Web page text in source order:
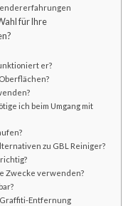
für Ihre
er?
ich beim Umgang mit
zu GBL Reiniger?
Zwecke verwenden?
Entfernung